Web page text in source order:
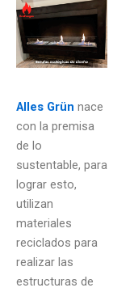
Alles Grün nace
con la premisa
de lo
sustentable, para
lograr esto,
utilizan
materiales
reciclados para
realizar las
estructuras de